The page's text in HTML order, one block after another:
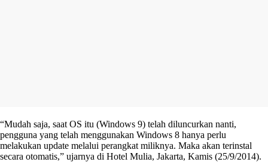
“Mudah saja, saat OS itu (Windows 9) telah diluncurkan nanti,
pengguna yang telah menggunakan Windows 8 hanya perlu
melakukan update melalui perangkat miliknya. Maka akan terinstal
secara otomatis,” ujarnya di Hotel Mulia, Jakarta, Kamis (25/9/2014).